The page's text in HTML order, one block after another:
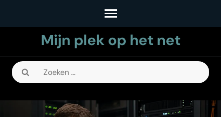
Enter)
Mijn plek op het net
Zoeken
naar: